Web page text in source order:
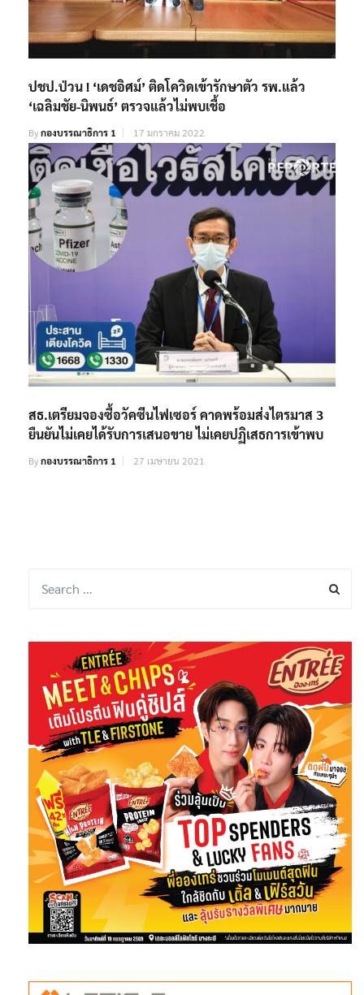
ปชป.ป่วน ! ‘เดชอิศม์’ ติดโควิดเข้ารักษาตัว รพ.แล้ว
‘เฉลิมชัย-นิพนธ์’ ตรวจแล้วไม่พบเชื้อ
Byกองบรรณาธิการ 1 17 มกราคม 2022
สธ.เตรียมจองซื้อวัคซีนไฟเซอร์ คาดพร้อมส่งไตรมาส 3
ยืนยันไม่เคยได้รับการเสนอขาย ไม่เคยปฏิเสธการเข้าพบ
Byกองบรรณาธิการ 1 27 เมษายน 2021